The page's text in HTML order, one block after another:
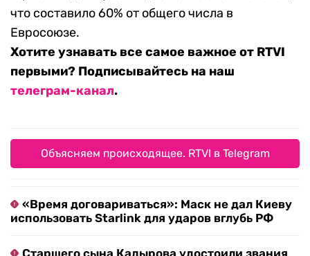
что составило 60% от общего числа в
Евросоюзе.
Хотите узнавать все самое важное от RTVI
первыми? Подписывайтесь на наш
телеграм-канал.
Объясняем происходящее. RTVI в Telegram
«Время договариваться»: Маск не дал Киеву
использовать Starlink для ударов вглубь РФ